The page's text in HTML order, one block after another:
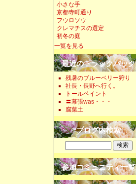
小さな手
京都寺町通り
フウロソウ
クレマチスの選定
初冬の庭
一覧を見る
最近のトラックバック
残暑のブルーベリー狩り
社長・長野へ行く。
トールペイント
〓幕張was・・・
腐葉土
ブログ内検索
参加コミュニティ一覧